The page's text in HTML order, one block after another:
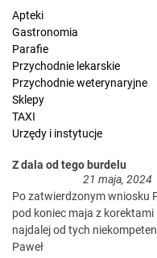
Apteki
Gastronomia
Parafie
Przychodnie lekarskie
Przychodnie weterynaryjne
Sklepy
TAXI
Urzędy i instytucje
Z dala od tego burdelu
21 maja, 2024
Po zatwierdzonym wniosku
pod koniec maja z
najdalej od tych
Paweł